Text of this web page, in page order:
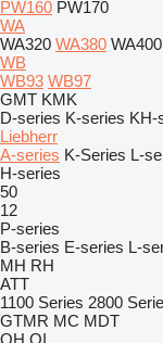
PW160 PW170
WA
WA320 WA380 WA400
WB
WB93 WB97
GMT KMK
D-series K-series KH-
Liebherr
A-series K-Series L-
H-series
50
12
P-series
B-series E-series L-
MH RH
ATT
1100 Series 2800
GTMR MC MDT
QH QI